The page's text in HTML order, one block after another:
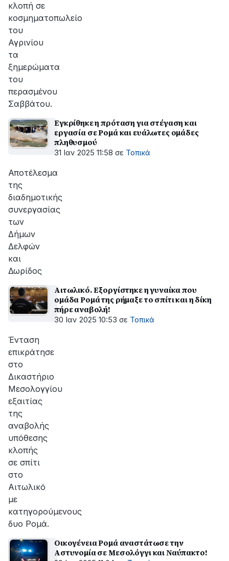
κλοπή σε
κοσμηματοπωλείο
του
Αγρινίου
τα
ξημερώματα
του
περασμένου
Σαββάτου.
Εγκρίθηκε η πρόταση για στέγαση και
εργασία σε Ρομά και ευάλωτες ομάδες
πληθυσμού
31 Ιαν 2025 11:58 σε Τοπικά
Αποτέλεσμα
της
διαδημοτικής
συνεργασίας
των
Δήμων
Δελφών
και
Δωρίδος
Αιτωλικό. Εξοργίστηκε η γυναίκα που
ομάδα Ρομά της ρήμαξε το σπίτι και η δίκη
πήρε αναβολή!
30 Ιαν 2025 10:53 σε Τοπικά
Ένταση
επικράτησε
στο
Δικαστήριο
Μεσολογγίου
εξαιτίας
της
αναβολής
υπόθεσης
κλοπής
σε σπίτι
στο
Αιτωλικό
με
κατηγορούμενους
δυο Ρομά.
Οικογένεια Ρομά αναστάτωσε την
Αστυνομία σε Μεσολόγγι και Ναύπακτο!